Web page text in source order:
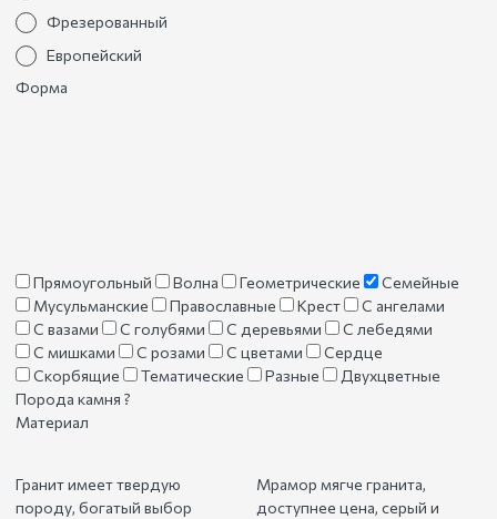
Фрезерованный
Европейский
Форма
Прямоугольный Волна Геометрические
Семейные
Мусульманские
Православные Крест
С ангелами
С вазами
С голубями С деревьями
С лебедями
С мишками
С розами С цветами
Сердце
Скорбящие
Тематические Разные
Двухцветные
Порода камня ?
Материал
Гранит имеет твердую
породу, богатый выбор
Мрамор мягче гранита,
доступнее цена, серый и